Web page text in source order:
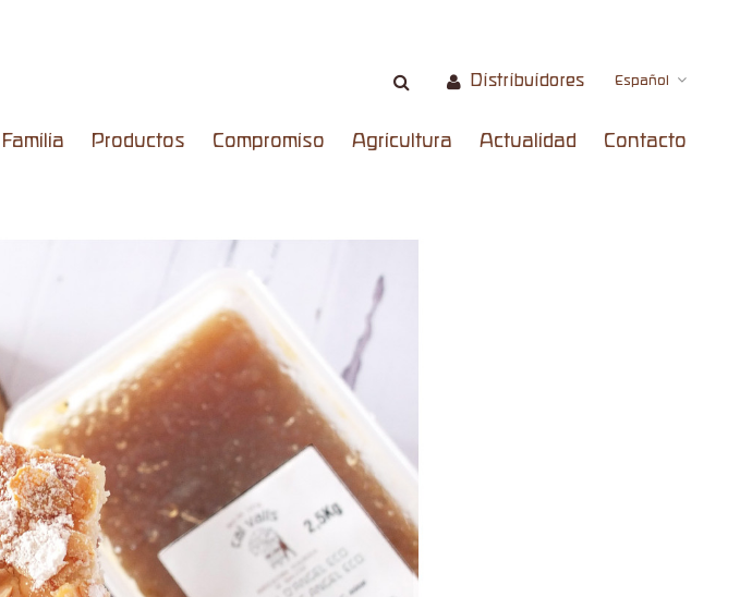
Distribuidores Español
Familia Productos Compromiso Agricultura Actualidad Contacto